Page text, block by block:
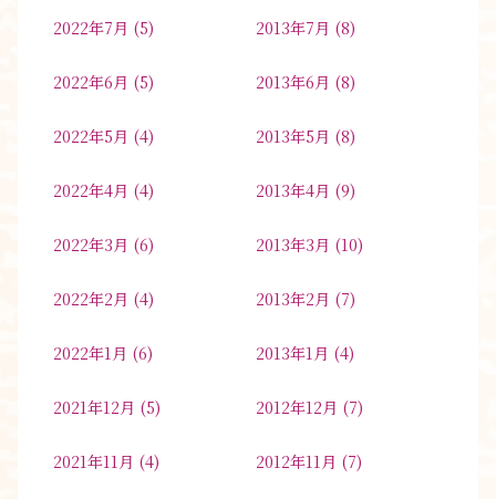
2022年7月 (5)
2022年6月 (5)
2022年5月 (4)
2022年4月 (4)
2022年3月 (6)
2022年2月 (4)
2022年1月 (6)
2021年12月 (5)
2021年11月 (4)
2013年7月 (8)
2013年6月 (8)
2013年5月 (8)
2013年4月 (9)
2013年3月 (10)
2013年2月 (7)
2013年1月 (4)
2012年12月 (7)
2012年11月 (7)